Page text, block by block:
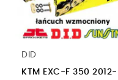
DID
KTM EXC-F 350 2012-